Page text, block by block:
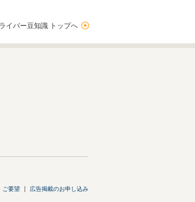
イバー豆知識 トップへ
ご要望 広告掲載のお申し込み